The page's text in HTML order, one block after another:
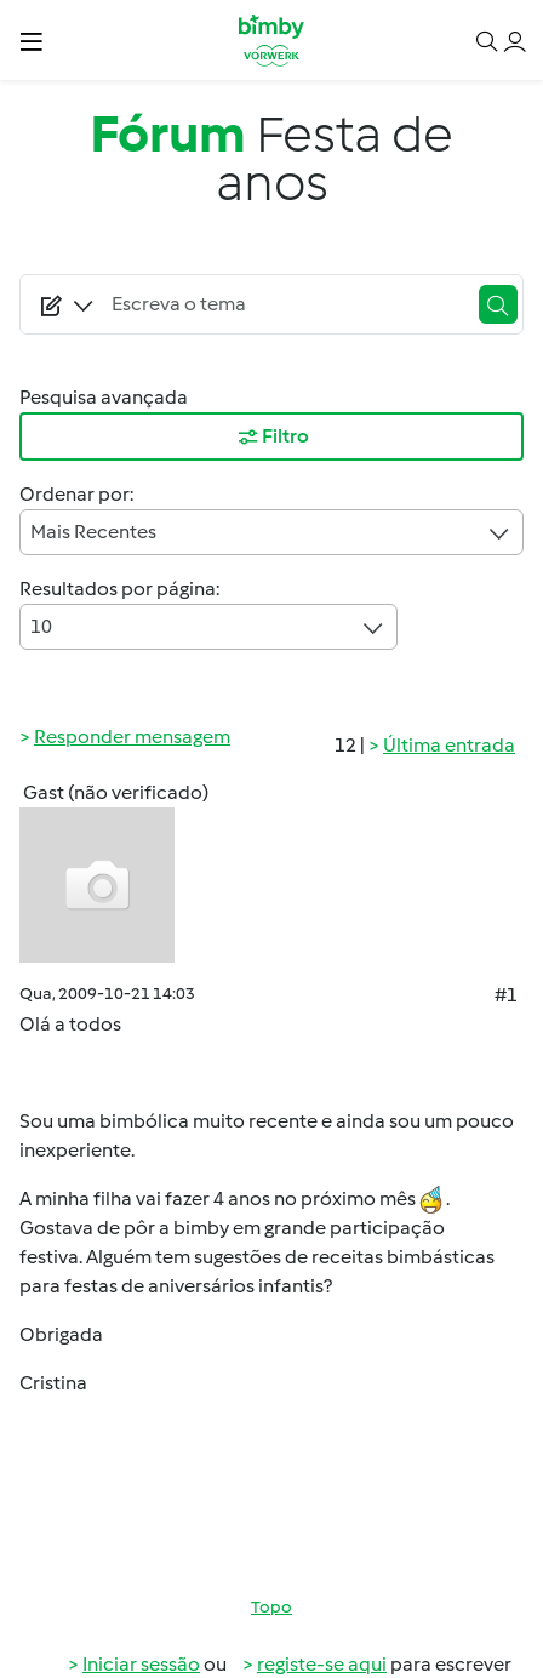
Passar para o conteúdo principal
Fórum Festa de
anos
Pesquisa avançada
Filtro
Ordenar por:
Mais Recentes
Resultados por página:
10
12 | Última entrada
Responder mensagem
Gast (não verificado)
Qua, 2009-10-21 14:03
#1
Olá a todos
Sou uma bimbólica muito recente e ainda sou um pouco
inexperiente.
A minha filha vai fazer 4 anos no próximo mês
.
Gostava de pôr a bimby em grande participação
festiva. Alguém tem sugestões de receitas bimbásticas
para festas de aniversários infantis?
Obrigada
Cristina
Topo
Iniciar sessão ou registe-se aqui para escrever